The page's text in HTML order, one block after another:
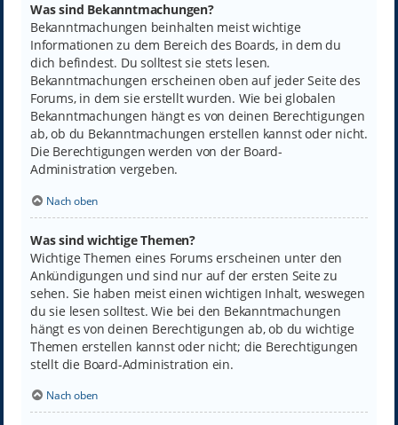
Was sind Bekanntmachungen?
Bekanntmachungen beinhalten meist wichtige
Informationen zu dem Bereich des Boards, in dem du
dich befindest. Du solltest sie stets lesen.
Bekanntmachungen erscheinen oben auf jeder Seite des
Forums, in dem sie erstellt wurden. Wie bei globalen
Bekanntmachungen hängt es von deinen Berechtigungen
ab, ob du Bekanntmachungen erstellen kannst oder nicht.
Die Berechtigungen werden von der Board-
Administration vergeben.
Nach oben
Was sind wichtige Themen?
Wichtige Themen eines Forums erscheinen unter den
Ankündigungen und sind nur auf der ersten Seite zu
sehen. Sie haben meist einen wichtigen Inhalt, weswegen
du sie lesen solltest. Wie bei den Bekanntmachungen
hängt es von deinen Berechtigungen ab, ob du wichtige
Themen erstellen kannst oder nicht; die Berechtigungen
stellt die Board-Administration ein.
Nach oben